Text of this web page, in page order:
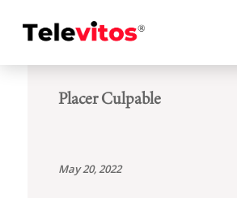
Placer Culpable
May 20, 2022